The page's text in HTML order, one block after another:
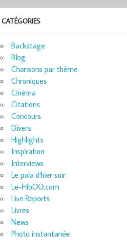
CATÉGORIES
Backstage
Blog
Chansons par thème
Chroniques
Cinéma
Citations
Concours
Divers
Highlights
Inspiration
Interviews
Le pola d'hier soir
Le-HibOO.com
Live Reports
Livres
News
Photo instantanée